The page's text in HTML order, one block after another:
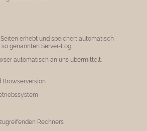
erhebt und speichert automatisch
genannten Server-Log
automatisch an uns übermittelt.
Browserversion
Rechners